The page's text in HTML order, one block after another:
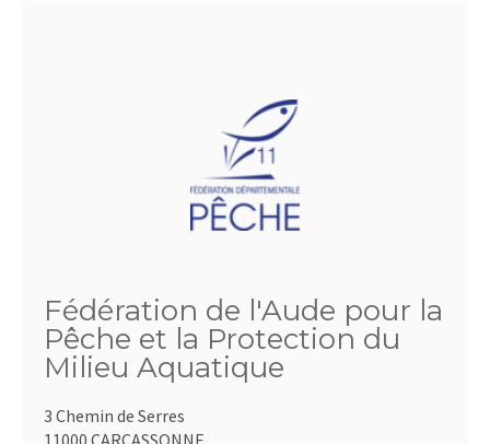
Fédération de l'Aude pour la
Pêche et la Protection du
Milieu Aquatique
3 Chemin de Serres
11000 CARCASSONNE